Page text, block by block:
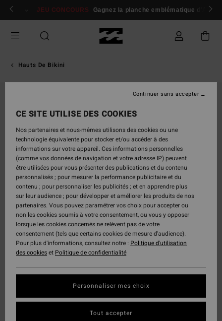
Passer
Se connecter / s'inscrire
JEU CONCOURS Gagnez la planche emblématique d'Andy
Hauts De Bikini
CE SITE UTILISE DES COOKIES
Nos partenaires et nous-mêmes utilisons des cookies ou une
technologie équivalente pour stocker et/ou accéder à des
informations sur votre appareil. Ces informations personnelles
(comme vos données de navigation et votre adresse IP) peuvent
être utilisées pour vous présenter des publications et du contenu
personnalisés ; pour mesurer la performance publicitaire et du
contenu ; pour personnaliser les publicités ; et en apprendre plus
sur leur audience ; pour développer et améliorer les produits de nos
partenaires. Vous pouvez paramétrer vos choix pour accepter ou
non les cookies soumis à votre consentement, ou vous y opposer
lorsque les cookies concernés ne relèvent pas de votre
consentement (tels que certains cookies de mesure d’audience).
Pour plus d'informations, consultez notre : Politique d'utilisation
des cookieset Politique de confidentialité
Personnaliser mes choix
Continuer sans accepter
Tout accepter